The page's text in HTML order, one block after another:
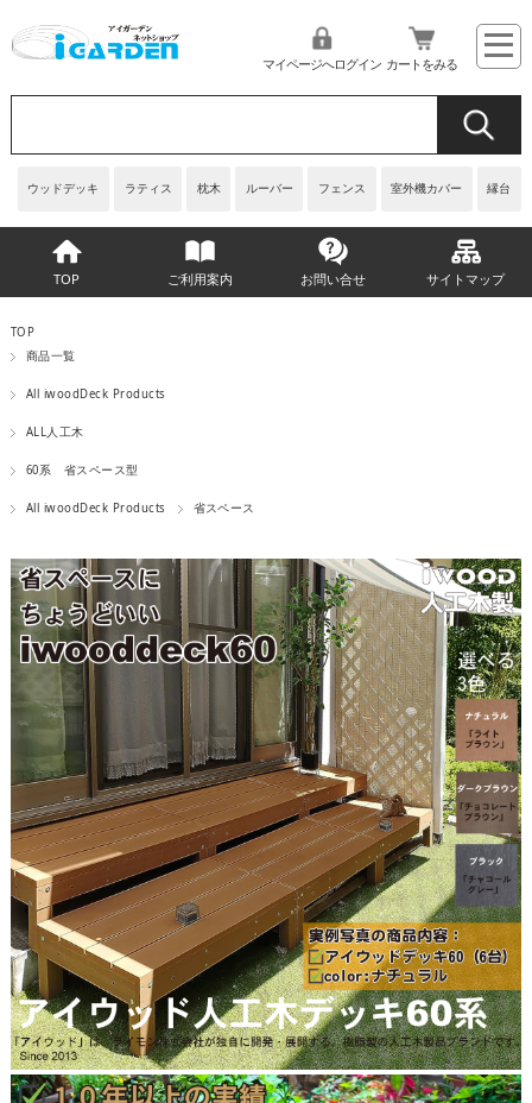
ウッドデッキ ラティス 枕木 ルーバー フェンス 室外機カバー 縁台
マイページへログイン カートをみる
TOP ご利用案内 お問い合せ サイトマップ
TOP
商品一覧
All iwoodDeck Products
ALL人工木
60系 省スペース型
All iwoodDeck Products 省スペース